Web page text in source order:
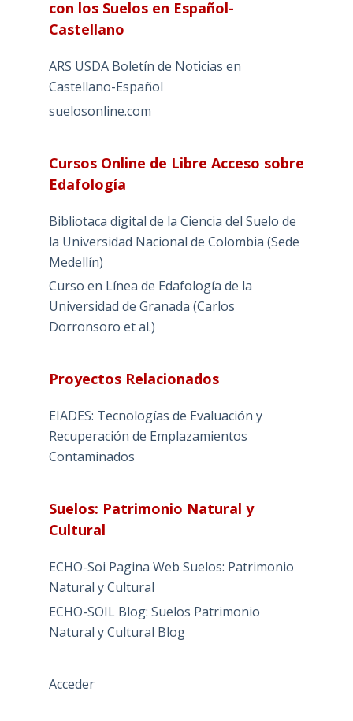
con los Suelos en Español-
Castellano
ARS USDA Boletín de Noticias en
Castellano-Español
suelosonline.com
Cursos Online de Libre Acceso sobre
Edafología
Bibliotaca digital de la Ciencia del Suelo de
la Universidad Nacional de Colombia (Sede
Medellín)
Curso en Línea de Edafología de la
Universidad de Granada (Carlos
Dorronsoro et al.)
Proyectos Relacionados
EIADES: Tecnologías de Evaluación y
Recuperación de Emplazamientos
Contaminados
Suelos: Patrimonio Natural y
Cultural
ECHO-Soi Pagina Web Suelos: Patrimonio
Natural y Cultural
ECHO-SOIL Blog: Suelos Patrimonio
Natural y Cultural Blog
Acceder